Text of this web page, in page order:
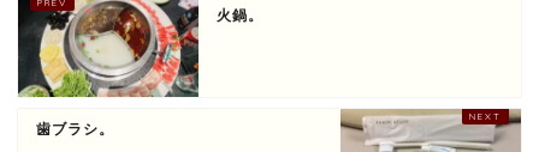
火鍋。
歯ブラシ。